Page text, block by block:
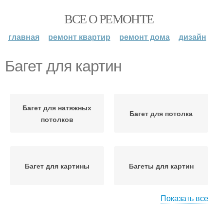
ВСЕ О РЕМОНТЕ
главная ремонт квартир ремонт дома дизайн
Багет для картин
Багет для натяжных
потолков
Багет для потолка
Багет для картины Багеты для картин
Показать все